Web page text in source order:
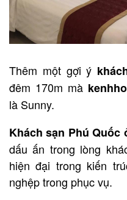
Thêm một gợi ý
đêm 170m mà
là Sunny.
Khách sạn Phú Quốc
dấu ấn trong lòng
hiện đại trong kiến
nghệp trong phục vụ.